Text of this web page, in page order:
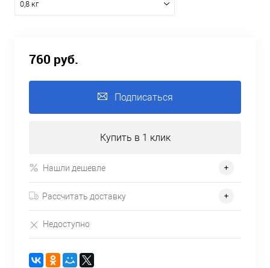
0,8 кг
760 руб.
Подписаться
Купить в 1 клик
Нашли дешевле
Рассчитать доставку
Недоступно